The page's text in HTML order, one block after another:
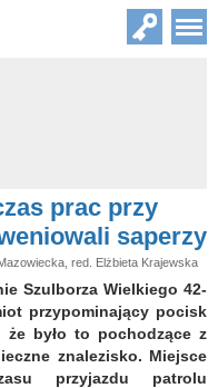
prac przy
saperzy
red. Elżbieta Krajewska
Szulborza Wielkiego 42-
przypominający pocisk
było to pochodzące z
znalezisko. Miejsce
przyjazdu patrolu